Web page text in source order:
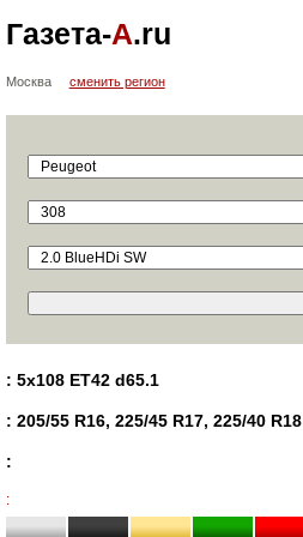
Газета-А.ru
Москва сменить регион
: 5x108 ET42 d65.1
: 205/55 R16, 225/45 R17, 225/40 R18
:
: